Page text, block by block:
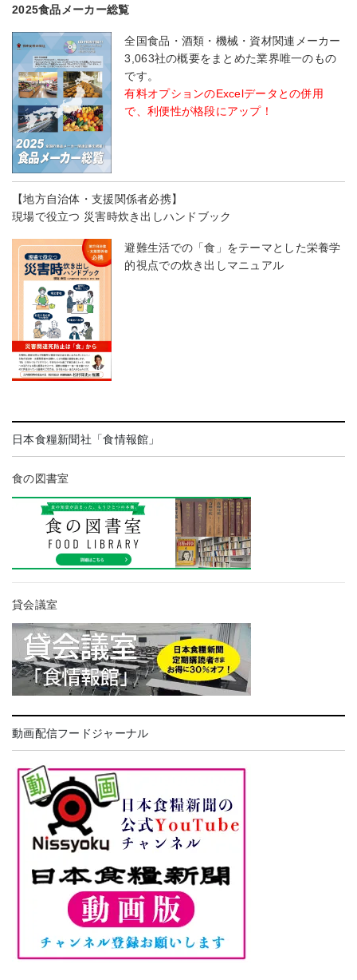
2025食品メーカー総覧
全国食品・酒類・機械・資材関連メーカー
3,063社の概要をまとめた業界唯一のもの
です。
有料オプションのExcelデータとの併用
で、利便性が格段にアップ！
【地方自治体・支援関係者必携】
現場で役立つ 災害時炊き出しハンドブック
避難生活での「食」をテーマとした栄養学
的視点での炊き出しマニュアル
日本食糧新聞社「食情報館」
食の図書室
貸会議室
動画配信フードジャーナル